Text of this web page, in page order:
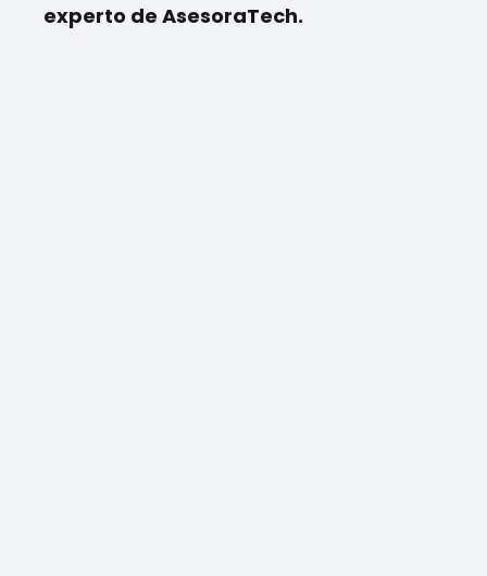
experto de AsesoraTech.